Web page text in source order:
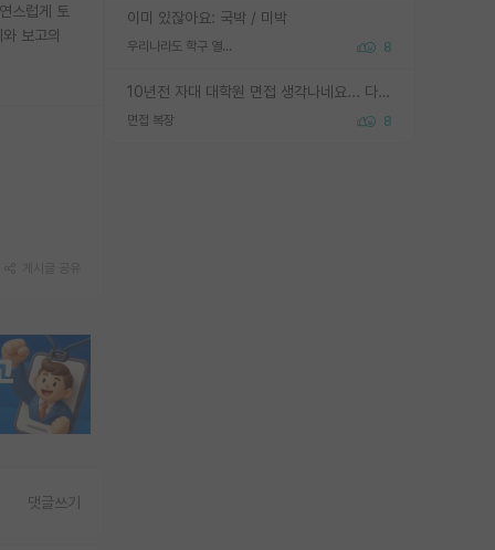
이미 있잖아요: 국박 / 미박
우리나라도 학구 열풍보면 Higher Doctorate 학위가 필요하다고 봅니다. 8
10년전 자대 대학원 면접 생각나네요... 다들 양복에 넥타이까지 하고 갔더니, 국회의원 출마하냐고 놀리셨던. (면접질문내용: 증명사진에선 두상이 계란형인데, 실제론 그렇지 않다. 증명사진이 뭘 증명하고 있는거냐)ㅋㅋㅋㅋ
면접 복장 8
스럽게 토
보고의
댓글쓰기